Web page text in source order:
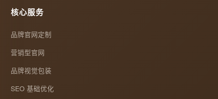
核心服务
品牌官网定制
营销型官网
品牌视觉包装
SEO 基础优化